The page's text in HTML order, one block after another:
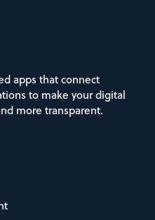
apps that connect
to make your digital
more transparent.